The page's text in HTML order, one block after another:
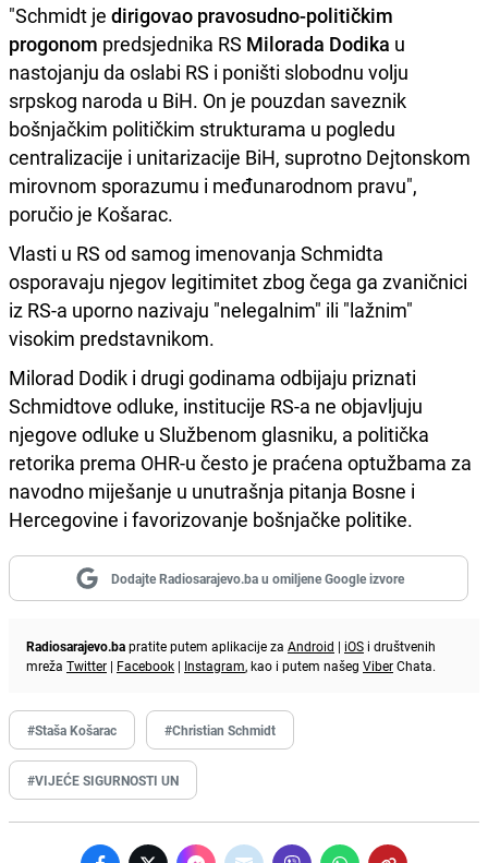
"Schmidt je dirigovao pravosudno-političkim
progonom predsjednika RS Milorada Dodika u
nastojanju da oslabi RS i poništi slobodnu volju
srpskog naroda u BiH. On je pouzdan saveznik
bošnjačkim političkim strukturama u pogledu
centralizacije i unitarizacije BiH, suprotno Dejtonskom
mirovnom sporazumu i međunarodnom pravu",
poručio je Košarac.
Vlasti u RS od samog imenovanja Schmidta
osporavaju njegov legitimitet zbog čega ga zvaničnici
iz RS-a uporno nazivaju "nelegalnim" ili "lažnim"
visokim predstavnikom.
Milorad Dodik i drugi godinama odbijaju priznati
Schmidtove odluke, institucije RS-a ne objavljuju
njegove odluke u Službenom glasniku, a politička
retorika prema OHR-u često je praćena optužbama za
navodno miješanje u unutrašnja pitanja Bosne i
Hercegovine i favorizovanje bošnjačke politike.
Dodajte Radiosarajevo.ba u omiljene Google izvore
Radiosarajevo.bapratite putem aplikacije za Android | iOS i društvenih
mreža Twitter | Facebook | Instagram, kao i putem našeg ViberChata.
#Staša Košarac #Christian Schmidt
#VIJEĆE SIGURNOSTI UN